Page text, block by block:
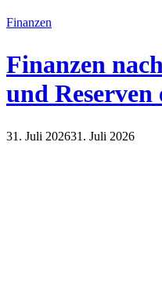
Finanzen
Finanzen
und Reserven
31. Juli 202631. Juli 2026